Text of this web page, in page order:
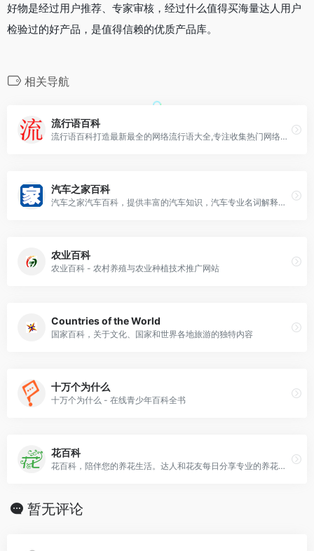
好物是经过用户推荐、专家审核，经过什么值得买海量达人用户
检验过的好产品，是值得信赖的优质产品库。
相关导航
流行语百科
流行语百科打造最新最全的网络流行语大全,专注收集热门网络用语的平台,每日更新全网热门词汇用语解释,在这里你可以学习到最新最潮流的网络流行语!
汽车之家百科
汽车之家汽车百科，提供丰富的汽车知识，汽车专业名词解释，配合图像图表信息
农业百科
农业百科 - 农村养殖与农业种植技术推广网站
Countries of the World
国家百科，关于文化、国家和世界各地旅游的独特内容
十万个为什么
十万个为什么 - 在线青少年百科全书
花百科
花百科，陪伴您的养花生活。达人和花友每日分享专业的养花知识、技巧和图片。让您30天成为养花达人！
暂无评论